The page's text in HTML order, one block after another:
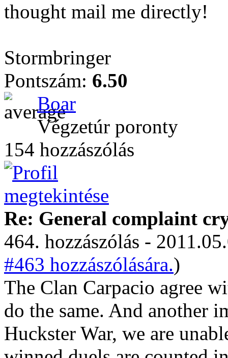
thought mail me directly!
Stormbringer
Pontszám: 6.50
Boar
Végzetúr poronty
154 hozzászólás
Re: General complaint
464. hozzászólás -
#463 hozzászólására.)
The Clan Carpacio agree
do the same. And another
Huckster War, we are